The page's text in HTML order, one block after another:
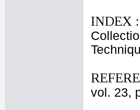
INDEX :
vol. 23,